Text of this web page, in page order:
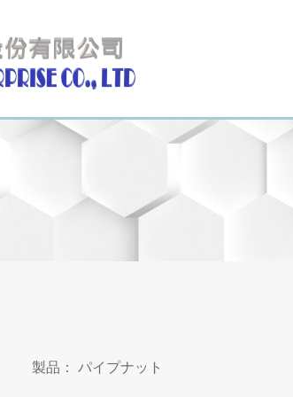
製品： パイプナット